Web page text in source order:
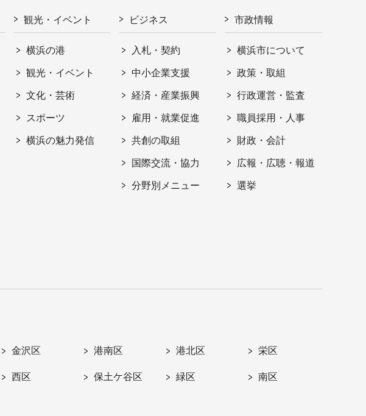
観光・イベント
横浜の港
観光・イベント
文化・芸術
スポーツ
横浜の魅力発信
ビジネス
入札・契約
中小企業支援
経済・産業振興
雇用・就業促進
共創の取組
国際交流・協力
分野別メニュー
市政情報
横浜市について
政策・取組
行政運営・監査
職員採用・人事
財政・会計
広報・広聴・報道
選挙
金沢区 港南区 港北区 栄区
西区 保土ケ谷区 緑区 南区